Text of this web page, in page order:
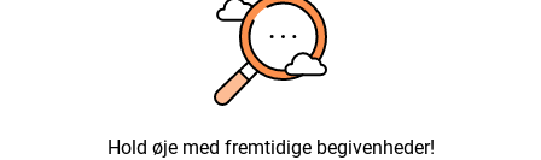
Hold øje med fremtidige begivenheder!